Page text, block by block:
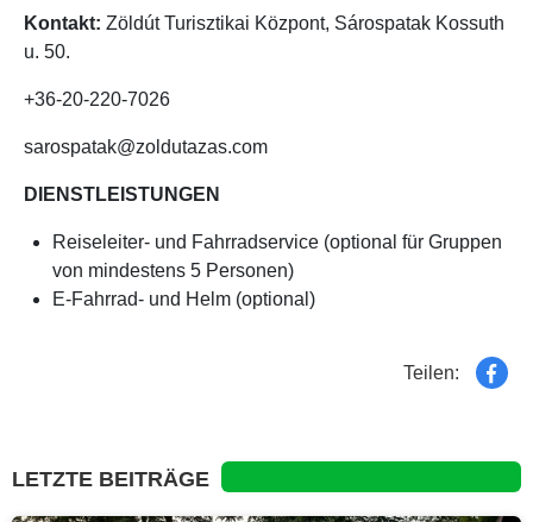
Kontakt: Zöldút Turisztikai Központ, Sárospatak Kossuth
u. 50.
+36-20-220-7026
sarospatak@zoldutazas.com
DIENSTLEISTUNGEN
Reiseleiter- und Fahrradservice (optional für Gruppen
von mindestens 5 Personen)
E-Fahrrad- und Helm (optional)
Teilen:
LETZTE BEITRÄGE